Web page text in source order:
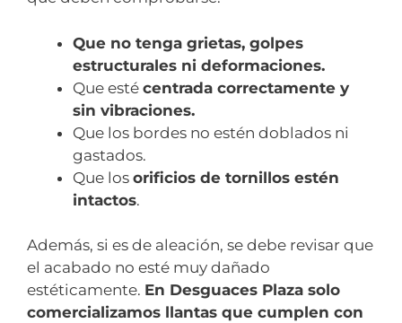
Que no tenga grietas, golpes
estructurales ni deformaciones.
Que esté centrada correctamente y
sin vibraciones.
Que los bordes no estén doblados ni
gastados.
Que los orificios de tornillos estén
intactos.
Además, si es de aleación, se debe revisar que
el acabado no esté muy dañado
estéticamente. En Desguaces Plaza solo
comercializamos llantas que cumplen con